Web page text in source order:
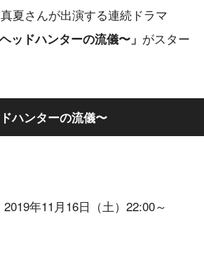
夏さんが出演する連続ドラマ
ッドハンターの流儀〜」 がスター
ハンターの流儀〜
年11月16日（土）22:00～